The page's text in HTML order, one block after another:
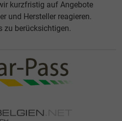
kurzfristig auf Angebote
und Hersteller reagieren.
zu berücksichtigen.